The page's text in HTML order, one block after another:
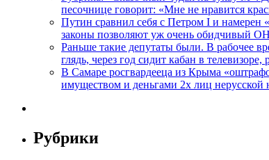
песочнице говорит: «Мне не нравится
Путин сравнил себя с Петром I и намерен
законы позволяют уж очень обидчивый
Раньше такие депутаты были. В рабочее
глядь, через год сидит кабан в
В Самаре росгвардееца из Крыма
имуществом и деньгами 2х лиц
Рубрики